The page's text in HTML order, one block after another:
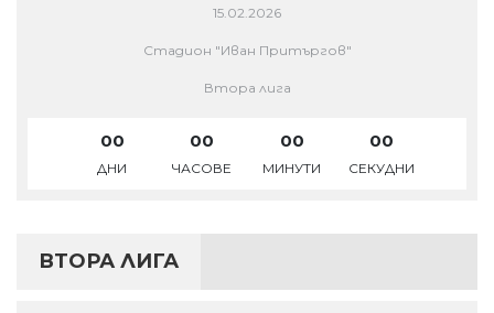
15.02.2026
Стадион "Иван Притъргов"
Втора лига
00
ДНИ
00
ЧАСОВЕ
00
МИНУТИ
00
СЕКУДНИ
ВТОРА ЛИГА